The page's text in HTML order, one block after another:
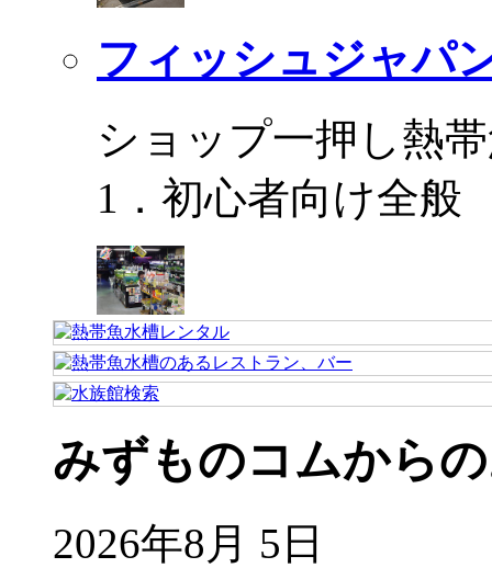
フィッシュジャパ
ショップ一押し熱
1．初心者向け全
みずものコムから
2026年8月 5日